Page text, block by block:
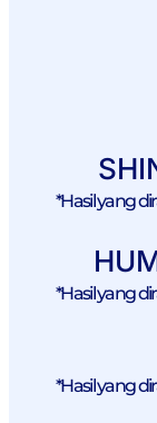
*Hasil yang
*Hasil yang
*Hasil yang